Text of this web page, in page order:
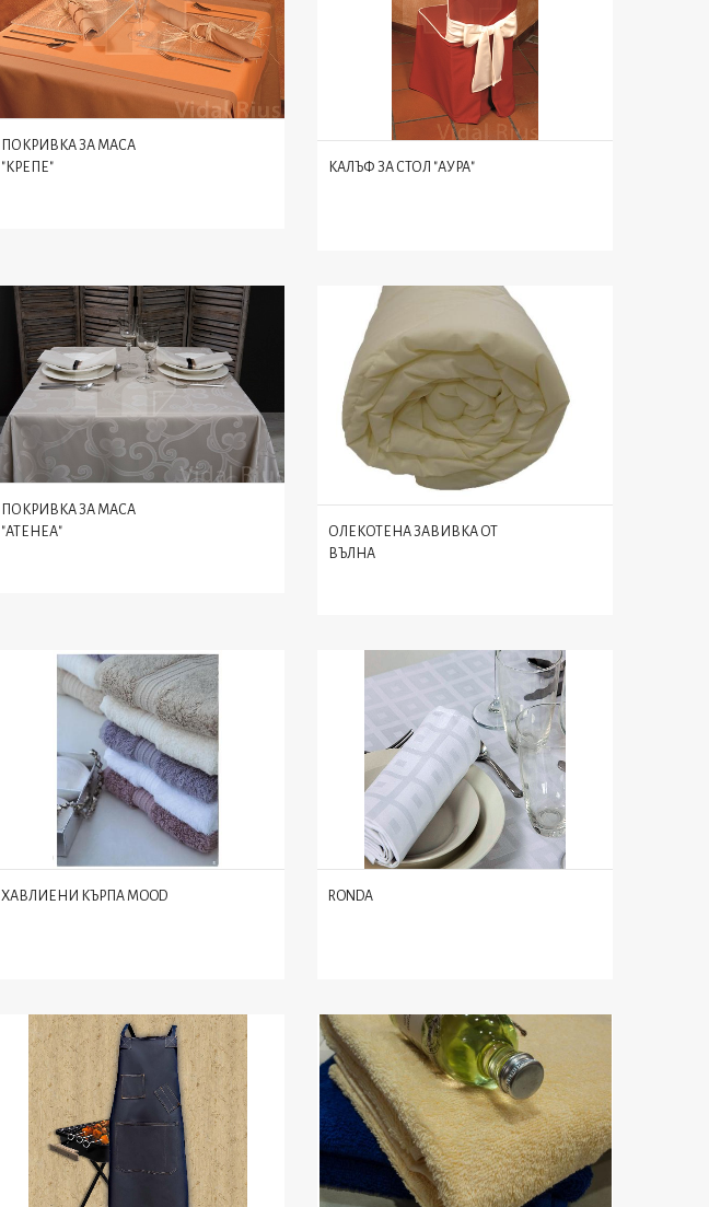
ПОКРИВКА ЗА МАСА
"КРЕПЕ"
КАЛЪФ ЗА СТОЛ "АУРА"
ПОКРИВКА ЗА МАСА
"АТЕНЕА"
ОЛЕКОТЕНА ЗАВИВКА ОТ
ВЪЛНА
ХАВЛИЕНИ КЪРПA MOOD RONDA